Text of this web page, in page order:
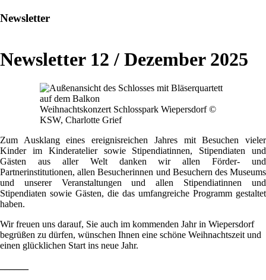
Newsletter
Newsletter 12 / Dezember 2025
Weihnachtskonzert Schlosspark Wiepersdorf ©
KSW, Charlotte Grief
Zum Ausklang eines ereignisreichen Jahres mit Besuchen vieler
Kinder im Kinderatelier sowie Stipendiatinnen, Stipendiaten und
Gästen aus aller Welt danken wir allen Förder- und
Partnerinstitutionen, allen Besucherinnen und Besuchern des Museums
und unserer Veranstaltungen und allen Stipendiatinnen und
Stipendiaten sowie Gästen, die das umfangreiche Programm gestaltet
haben.
Wir freuen uns darauf, Sie auch im kommenden Jahr in Wiepersdorf
begrüßen zu dürfen, wünschen Ihnen eine schöne Weihnachtszeit und
einen glücklichen Start ins neue Jahr.